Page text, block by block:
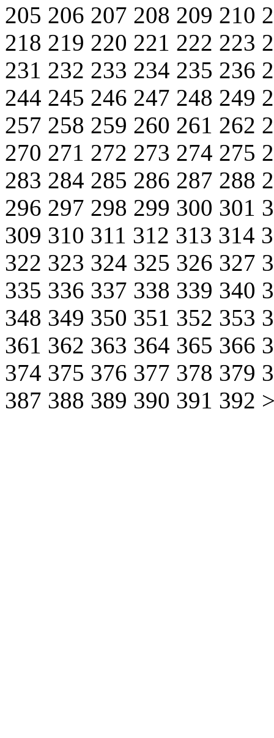
205 206 207 208 209 210
218 219 220 221 222 223
231 232 233 234 235 236
244 245 246 247 248 249
257 258 259 260 261 262
270 271 272 273 274 275
283 284 285 286 287 288
296 297 298 299 300 301
309 310 311 312 313 314
322 323 324 325 326 327
335 336 337 338 339 340
348 349 350 351 352 353
361 362 363 364 365 366
374 375 376 377 378 379
387 388 389 390 391 392